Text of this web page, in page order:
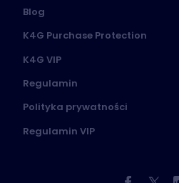
Blog
K4G Purchase Protection
K4G VIP
Regulamin
Polityka prywatności
Regulamin VIP